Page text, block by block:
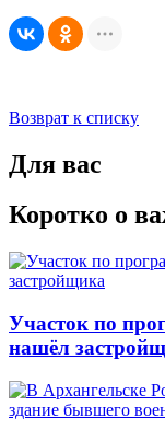
Возврат к списку
Для вас
Коротко о
Участок по
нашёл